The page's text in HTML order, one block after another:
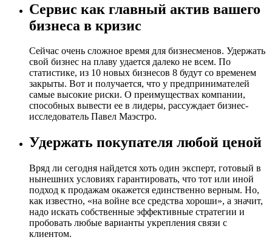
Сервис как главный актив вашего
бизнеса в кризис
Сейчас очень сложное время для бизнесменов. Удержать
свой бизнес на плаву удается далеко не всем. По
статистике, из 10 новых бизнесов 8 будут со временем
закрыты. Вот и получается, что у предпринимателей
самые высокие риски. О преимуществах компании,
способных вывести ее в лидеры, рассуждает бизнес-
исследователь Павел Маэстро.
Удержать покупателя любой ценой
Вряд ли сегодня найдется хоть один эксперт, готовый в
нынешних условиях гарантировать, что тот или иной
подход к продажам окажется единственно верным. Но,
как известно, «на войне все средства хороши», а значит,
надо искать собственные эффективные стратегии и
пробовать любые варианты укрепления связи с
клиентом.